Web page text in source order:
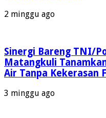
2 minggu ago
Sinergi Bareng TNI/
Matangkuli
Air Tanpa Kekerasan
3 minggu ago